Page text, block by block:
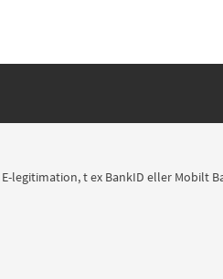
t ex BankID eller Mobilt